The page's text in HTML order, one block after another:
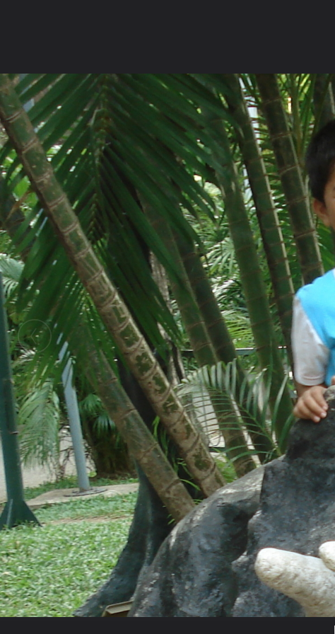
หน้าแรก รูปภาพ พรานใหญ่ นรชาติ ติวางวาย
DSC00124
หน้าแรก เว็บบอร์ด มีอะไรใหม่ วิดีโอ รูปภาพ
หมวดหมู่ มีอะไรใหม่ คอลเล็คชั่น สถานที่ กล้อง แท็ก